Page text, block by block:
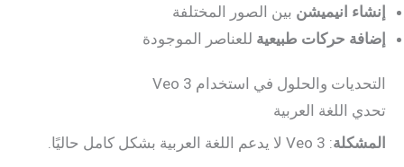
إنشاء انيميشن بين الصور المختلفة
إضافة حركات طبيعية للعناصر الموجودة
التحديات والحلول في استخدام Veo 3
تحدي اللغة العربية
المشكلة: Veo 3 لا يدعم اللغة العربية بشكل كامل حاليًا.